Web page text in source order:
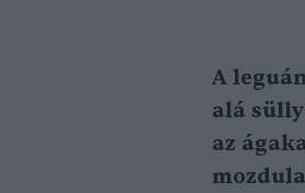
A
alá
az